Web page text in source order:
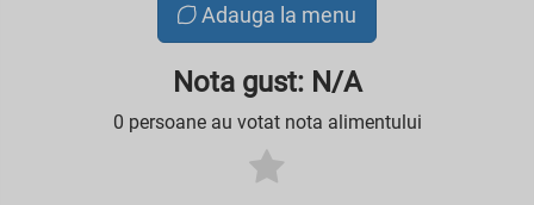
Adauga la menu
Nota gust: N/A
0 persoane au votat nota alimentului